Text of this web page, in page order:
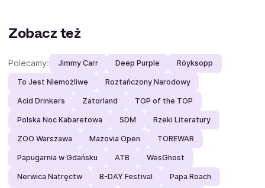
Zobacz też
Polecamy: Jimmy Carr Deep Purple Röyksopp
To Jest Niemożliwe Roztańczony Narodowy
Acid Drinkers Zatorland TOP of the TOP
Polska Noc Kabaretowa SDM Rzeki Literatury
ZOO Warszawa Mazovia Open TOREWAR
Papugarnia w Gdańsku ATB WesGhost
Nerwica Natręctw B-DAY Festival Papa Roach